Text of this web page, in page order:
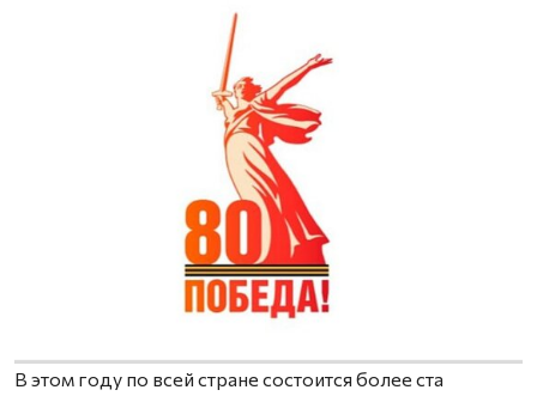
В этом году по всей стране состоится более ста